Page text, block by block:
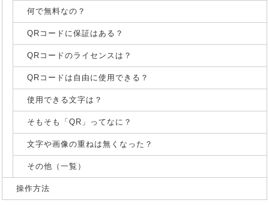
何で無料なの？
QRコードに保証はある？
QRコードのライセンスは？
QRコードは自由に使用できる？
使用できる文字は？
そもそも「QR」ってなに？
文字や画像の重ねは無くなった？
その他（一覧）
操作方法